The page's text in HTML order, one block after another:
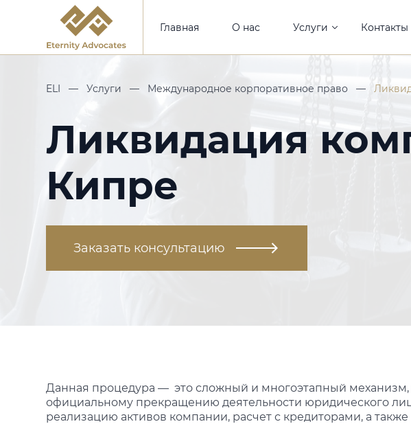
Главная О нас Услуги Контакты
ELI — Услуги — Международное корпоративное право —
Ликвидация
Кипре
Заказать консультацию
Данная процедура — это сложный и многоэтапный механизм,
официальному прекращению деятельности юридического
реализацию активов компании, расчет с кредиторами, а